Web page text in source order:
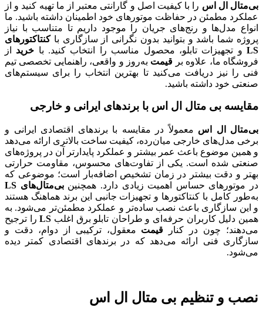
بی‌متال ال اس را با کیفیت اصل و گارانتی معتبر از ما تهیه کنید و از
عملکرد مطمئن در حفاظت موتورهای خود اطمینان داشته باشید. ما
انواع مدل‌ها و رنج‌های جریان را موجود داریم تا متناسب با نیاز
پروژه شما باشد و بتوانید بدون نگرانی از سازگاری باکنتاکتورهای
LSو تجهیزات تابلو، محصول مناسب را انتخاب کنید. با خرید از
فروشگاه ما، علاوه بر قیمت به‌روز و واقعی، راهنمایی تخصصی تیم
فنی را نیز دریافت می‌کنید تا بهترین انتخاب را برای سیستم‌های
صنعتی خود داشته باشید.
مقایسه بی متال ال اس با برندهای ایرانی و خارجی
بی‌متال ال اس معمولاً در مقایسه با برندهای اقتصادی ایرانی و
برخی مدل‌های خارجی میان‌رده، کیفیت ساخت بالاتری ارائه می‌دهد
و همین موضوع باعث عمر بیشتر و عملکرد پایدارتر آن در پروژه‌های
صنعتی شده است. یکی از تفاوت‌های محسوس، مقاومت حرارتی
بهتر و دقت بیشتر در زمان تشخیص اضافه‌بار است؛ موضوعی که
در موتورهای حساس اهمیت زیادی دارد. همچنینبی‌متال‌های LS
به‌طور کامل با کنتاکتورها و تجهیزات جانبی این برند هماهنگ هستند
و این سازگاری باعث نصب ساده‌تر و عملکرد مطمئن‌تر می‌شود. به
همین دلیل کاربران حرفه‌ای و طراحان تابلو برق اغلب LSرا ترجیح
می‌دهند؛ چون در کنار قیمت معقول، ترکیبی از دوام، دقت و
سازگاری فنی ارائه می‌دهد که در برندهای اقتصادی کمتر دیده
می‌شود.
نصب و تنظیم بی متال ال اس